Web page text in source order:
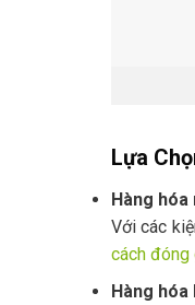
Lựa
Hàng hóa
Với các
cách đóng
Hàng